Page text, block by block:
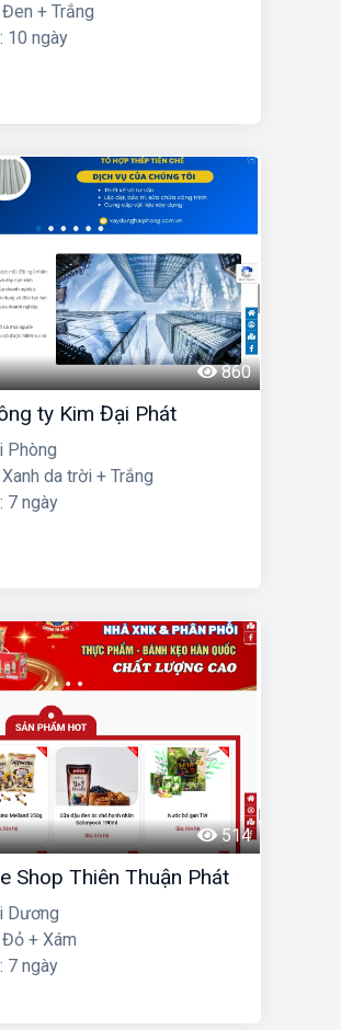
+ Trắng
10 ngày
860
ty Kim Đại Phát
Phòng
da trời + Trắng
7 ngày
514
Shop Thiên Thuận Phát
Dương
+ Xám
7 ngày